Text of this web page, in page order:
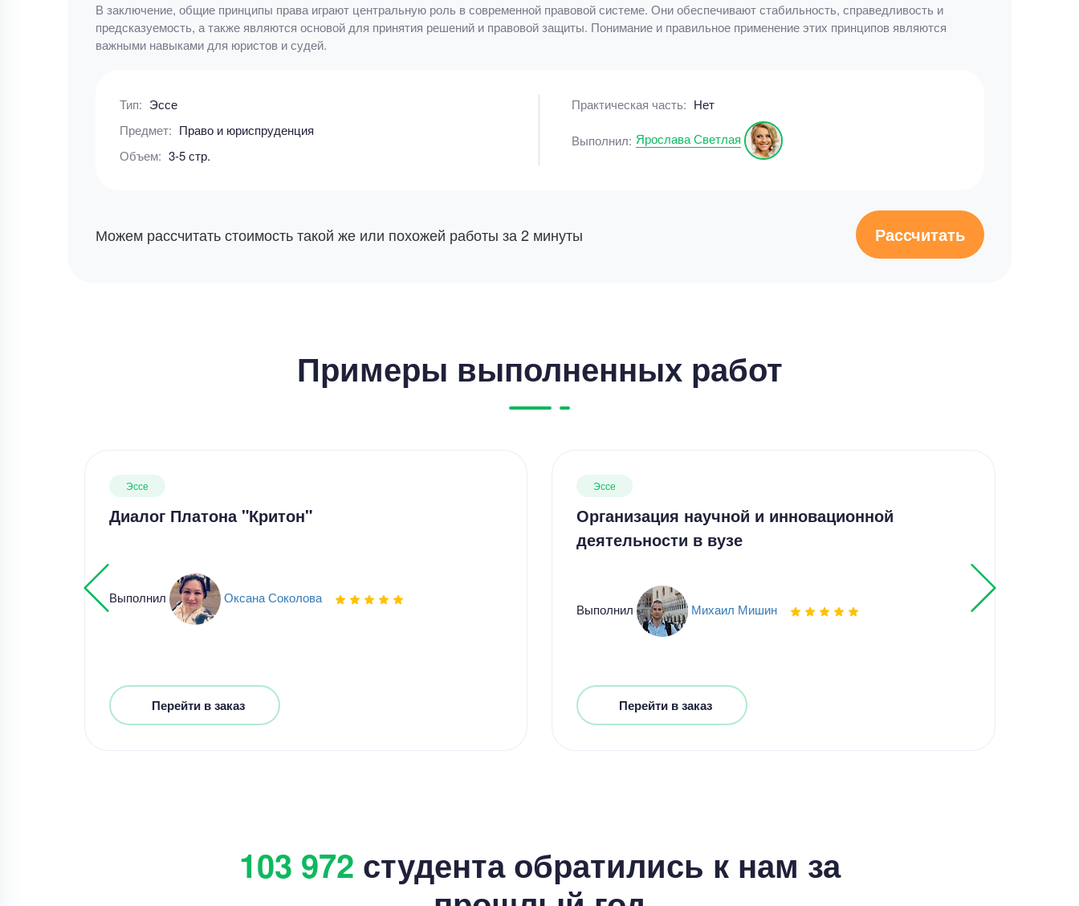
В заключение, общие принципы права играют центральную роль в современной правовой системе. Они обеспечивают стабильность, справедливость и
предсказуемость, а также являются основой для принятия решений и правовой защиты. Понимание и правильное применение этих принципов являются
важными навыками для юристов и судей.
Тип: Эссе
Предмет: Право и юриспруденция
Объем: 3-5 стр.
Практическая часть: Нет
Выполнил: Ярослава Светлая
Можем рассчитать стоимость такой же или похожей работы за 2 минуты Рассчитать
Примеры выполненных работ
Эссе
Диалог Платона "Критон"
Выполнил Оксана Соколова
Перейти в заказ
Эссе
Организация научной и инновационной
деятельности в вузе
Выполнил Михаил Мишин
Перейти в заказ
103 972 студента обратились к нам за